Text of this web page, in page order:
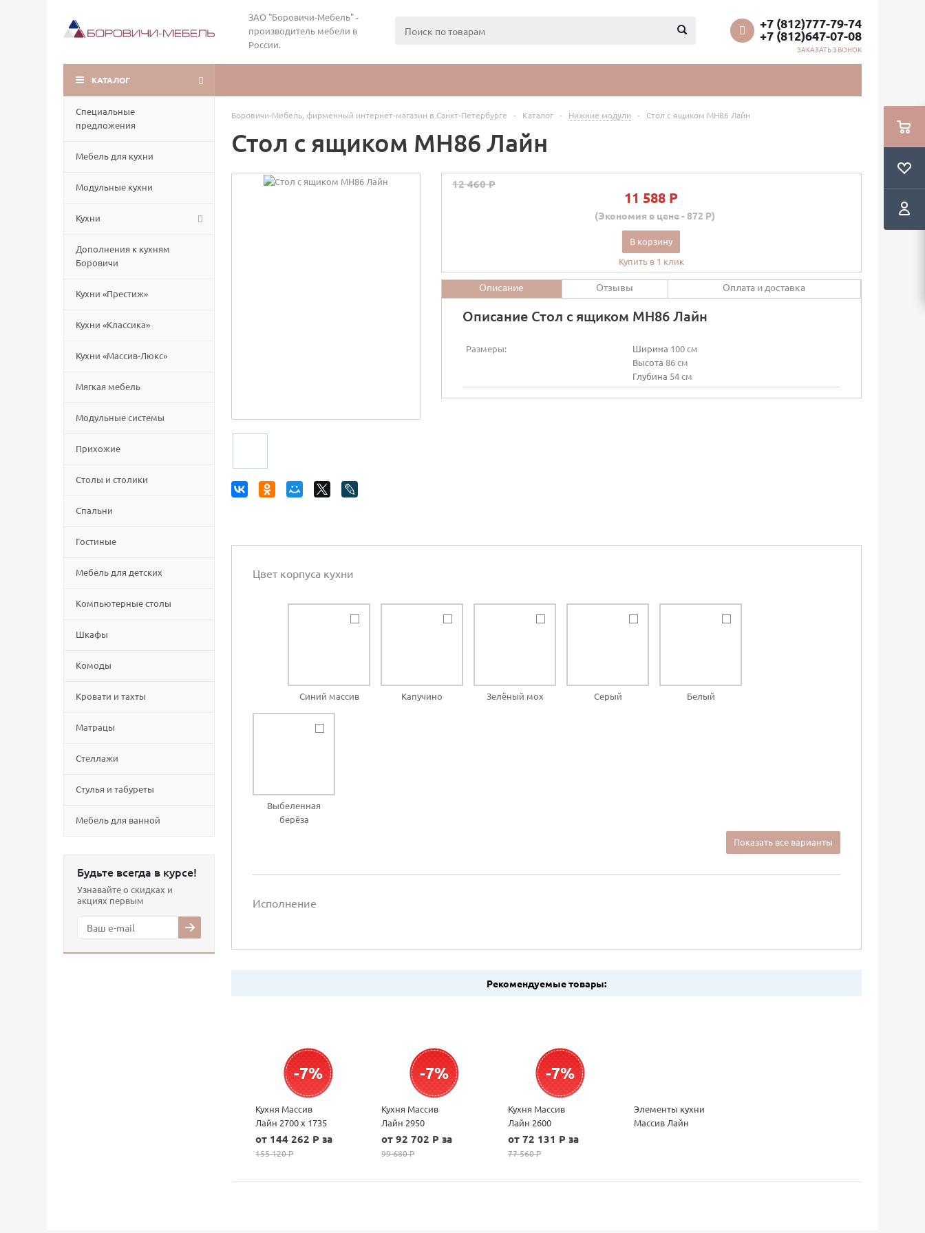
ЗАО "Боровичи-Мебель" -
производитель мебели в
России.
+7 (812)777-79-74
+7 (812)647-07-08
ЗАКАЗАТЬ ЗВОНОК
КАТАЛОГ
Специальные
предложения
Мебель для кухни
Модульные кухни
Кухни
Дополнения к кухням
Боровичи
Кухни «Престиж»
Кухни «Классика»
Кухни «Массив-Люкс»
Мягкая мебель
Модульные системы
Прихожие
Столы и столики
Спальни
Гостиные
Мебель для детских
Компьютерные столы
Шкафы
Комоды
Кровати и тахты
Матрацы
Стеллажи
Cтулья и табуреты
Мебель для ванной
Будьте всегда в курсе!
Узнавайте о скидках и
акциях первым
Боровичи-Мебель, фирменный интернет-магазин в Санкт-Петербурге - Каталог - Нижние модули - Стол с ящиком МН86 Лайн
Стол с ящиком МН86 Лайн
12 460 P
11 588 P
(Экономия в цене - 872 P)
В корзину
Купить в 1 клик
Описание Отзывы Оплата и доставка
Описание Стол с ящиком МН86 Лайн
Размеры: Ширина 100 см
Высота 86 см
Глубина 54 см
Цвет корпуса кухни
Синий массив Капучино Зелёный мох Серый Белый
Выбеленная
берёза
Показать все варианты
Исполнение
Рекомендуемые товары:
-7%
Кухня Массив
Лайн 2700 х 1735
от 144 262 P за
155 120 P
-7%
Кухня Массив
Лайн 2950
от 92 702 P за
99 680 P
-7%
Кухня Массив
Лайн 2600
от 72 131 P за
77 560 P
Элементы кухни
Массив Лайн